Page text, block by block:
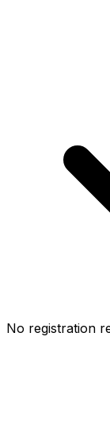
No registration